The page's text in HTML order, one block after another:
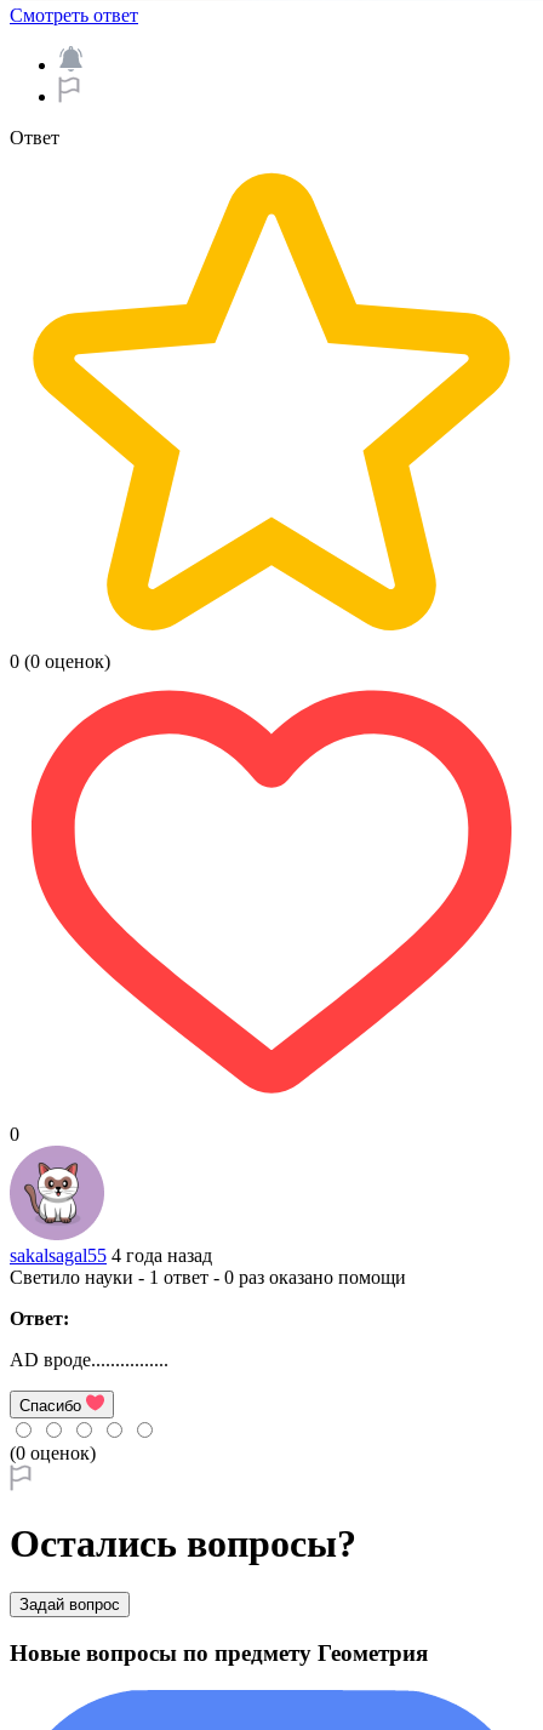
Смотреть ответ
Ответ
0 (0 оценок)
0
sakalsagal55 4 года назад
Светило науки - 1 ответ - 0 раз оказано помощи
Ответ:
AD вроде................
Спасибо
(0 оценок)
Остались вопросы?
Задай вопрос
Новые вопросы по предмету Геометрия